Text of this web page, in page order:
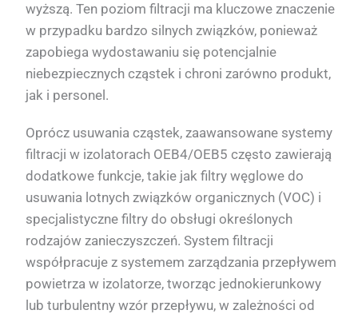
wyższą. Ten poziom filtracji ma kluczowe znaczenie
w przypadku bardzo silnych związków, ponieważ
zapobiega wydostawaniu się potencjalnie
niebezpiecznych cząstek i chroni zarówno produkt,
jak i personel.
Oprócz usuwania cząstek, zaawansowane systemy
filtracji w izolatorach OEB4/OEB5 często zawierają
dodatkowe funkcje, takie jak filtry węglowe do
usuwania lotnych związków organicznych (VOC) i
specjalistyczne filtry do obsługi określonych
rodzajów zanieczyszczeń. System filtracji
współpracuje z systemem zarządzania przepływem
powietrza w izolatorze, tworząc jednokierunkowy
lub turbulentny wzór przepływu, w zależności od